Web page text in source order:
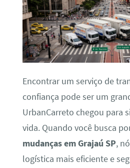
Encontrar um serviço de
confiança pode ser um
UrbanCarreto chegou para
vida. Quando você busca
mudanças em Grajaú SP,
logística mais eficiente e